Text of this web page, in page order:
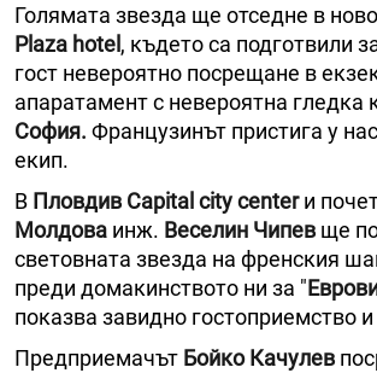
Голямата звезда ще отседне в
Plaza hotel , където са подготвили
гост невероятно посрещане в
апаратамент с невероятна
София. Французинът пристига у
екип.
В Пловдив Capital city centerи
Молдова инж. Веселин Чипев ще
световната звезда на френския
преди домакинството ни за "
показва завидно гостоприемство
Предприемачът Бойко Качулев